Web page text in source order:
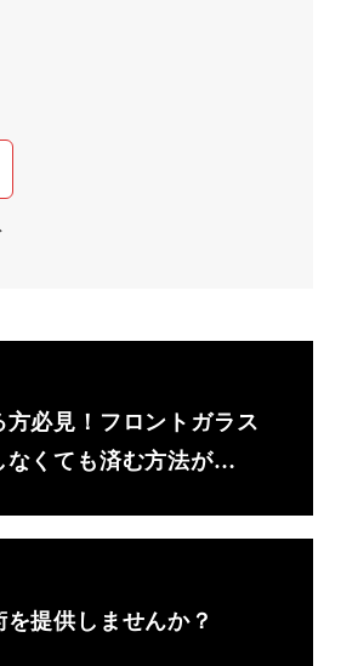
方必見！フロントガラス
なくても済む方法が…
を提供しませんか？